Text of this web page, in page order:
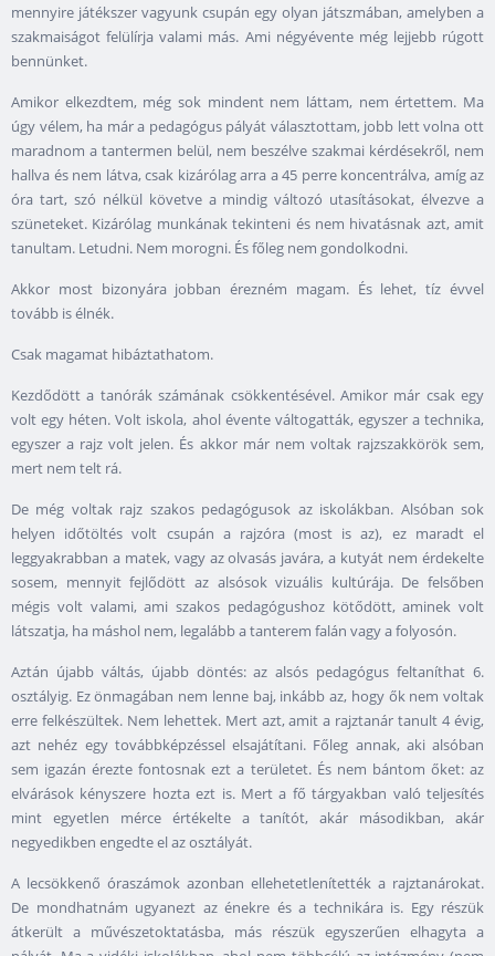
mennyire játékszer vagyunk csupán egy olyan játszmában, amelyben a
szakmaiságot felülírja valami más. Ami négyévente még lejjebb rúgott
bennünket.
Amikor elkezdtem, még sok mindent nem láttam, nem értettem. Ma
úgy vélem, ha már a pedagógus pályát választottam, jobb lett volna ott
maradnom a tantermen belül, nem beszélve szakmai kérdésekről, nem
hallva és nem látva, csak kizárólag arra a 45 perre koncentrálva, amíg az
óra tart, szó nélkül követve a mindig változó utasításokat, élvezve a
szüneteket. Kizárólag munkának tekinteni és nem hivatásnak azt, amit
tanultam. Letudni. Nem morogni. És főleg nem gondolkodni.
Akkor most bizonyára jobban érezném magam. És lehet, tíz évvel
tovább is élnék.
Csak magamat hibáztathatom.
Kezdődött a tanórák számának csökkentésével. Amikor már csak egy
volt egy héten. Volt iskola, ahol évente váltogatták, egyszer a technika,
egyszer a rajz volt jelen. És akkor már nem voltak rajzszakkörök sem,
mert nem telt rá.
De még voltak rajz szakos pedagógusok az iskolákban. Alsóban sok
helyen időtöltés volt csupán a rajzóra (most is az), ez maradt el
leggyakrabban a matek, vagy az olvasás javára, a kutyát nem érdekelte
sosem, mennyit fejlődött az alsósok vizuális kultúrája. De felsőben
mégis volt valami, ami szakos pedagógushoz kötődött, aminek volt
látszatja, ha máshol nem, legalább a tanterem falán vagy a folyosón.
Aztán újabb váltás, újabb döntés: az alsós pedagógus feltaníthat 6.
osztályig. Ez önmagában nem lenne baj, inkább az, hogy ők nem voltak
erre felkészültek. Nem lehettek. Mert azt, amit a rajztanár tanult 4 évig,
azt nehéz egy továbbképzéssel elsajátítani. Főleg annak, aki alsóban
sem igazán érezte fontosnak ezt a területet. És nem bántom őket: az
elvárások kényszere hozta ezt is. Mert a fő tárgyakban való teljesítés
mint egyetlen mérce értékelte a tanítót, akár másodikban, akár
negyedikben engedte el az osztályát.
A lecsökkenő óraszámok azonban ellehetetlenítették a rajztanárokat.
De mondhatnám ugyanezt az énekre és a technikára is. Egy részük
átkerült a művészetoktatásba, más részük egyszerűen elhagyta a